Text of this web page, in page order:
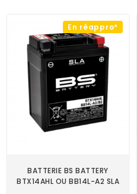
En réappro*
BATTERIE BS BATTERY
BTX14AHL OU BB14L-A2 SLA